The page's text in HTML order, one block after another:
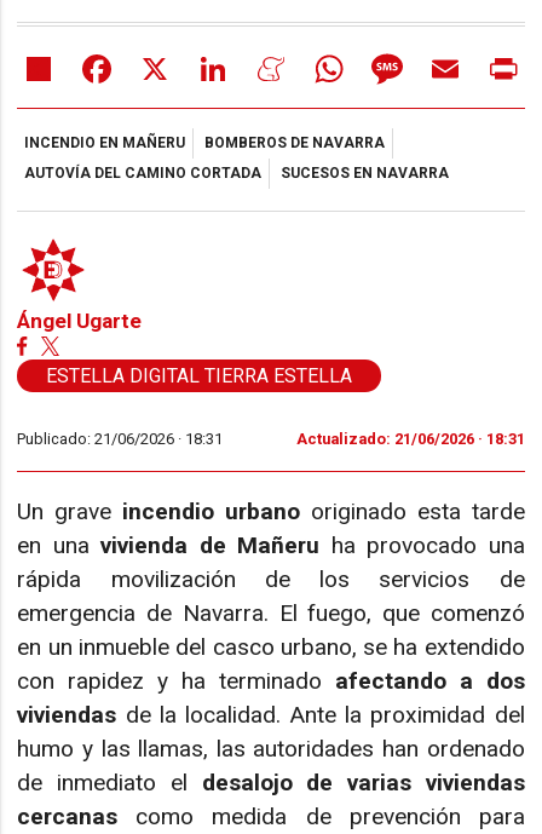
Share Facebook LinkedIn MeneameWhatsAppMessageEmail
INCENDIO EN MAÑERU
BOMBEROS DE NAVARRA
AUTOVÍA DEL CAMINO CORTADA
SUCESOS EN NAVARRA
Ángel Ugarte
ESTELLA DIGITAL TIERRA ESTELLA
Publicado: 21/06/2026 · 18:31 Actualizado: 21/06/2026 · 18:31
Un grave incendio urbano originado esta tarde
en unavivienda de Mañeru ha provocado una
rápida movilización de los servicios de
emergencia de Navarra. El fuego, que comenzó
en un inmueble del casco urbano, se ha extendido
con rapidez y ha terminado afectando a dos
viviendas de la localidad. Ante la proximidad del
humo y las llamas, las autoridades han ordenado
de inmediato el desalojo de varias viviendas
cercanas como medida de prevención para